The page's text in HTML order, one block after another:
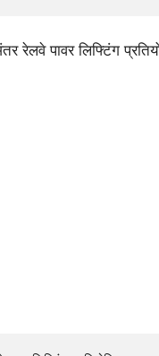
रेलवे पावर लिफ्टिंग